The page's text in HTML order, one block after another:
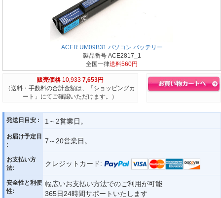
ACER UM09B31 パソコン バッテリー
製品番号 ACE2817_1
全国一律送料560円
販売価格 10,933 7,653円
（送料・手数料の合計金額は、「ショッピングカ
ート」にてご確認いただけます。）
発送日目安 : 1～2営業日。
お届け予定日
:
7～20営業日。
お支払い方
法:
クレジットカード:
安全性と利便
性:
幅広いお支払い方法でのご利用が可能
365日24時間サポートいたします